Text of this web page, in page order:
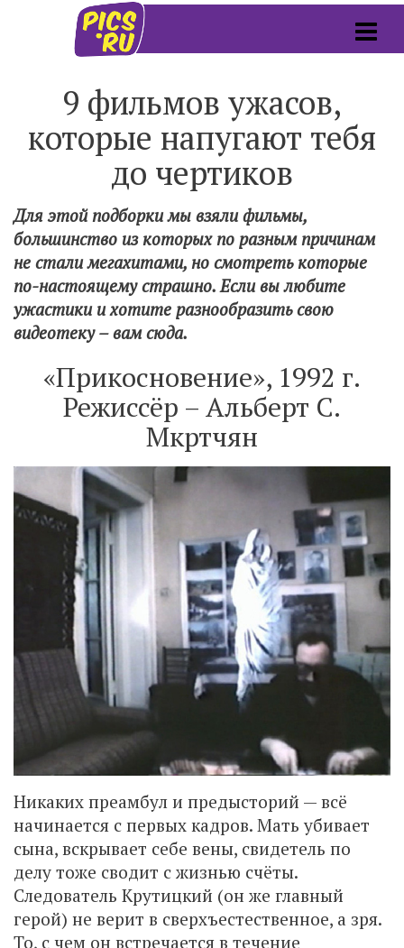
9 фильмов ужасов,
которые напугают тебя
до чертиков
Для этой подборки мы взяли фильмы,
большинство из которых по разным причинам
не стали мегахитами, но смотреть которые
по-настоящему страшно. Если вы любите
ужастики и хотите разнообразить свою
видеотеку – вам сюда.
«Прикосновение», 1992 г.
Режиссёр – Альберт С.
Мкртчян
Никаких преамбул и предысторий — всё
начинается с первых кадров. Мать убивает
сына, вскрывает себе вены, свидетель по
делу тоже сводит с жизнью счёты.
Следователь Крутицкий (он же главный
герой) не верит в сверхъестественное, а зря.
То, с чем он встречается в течение